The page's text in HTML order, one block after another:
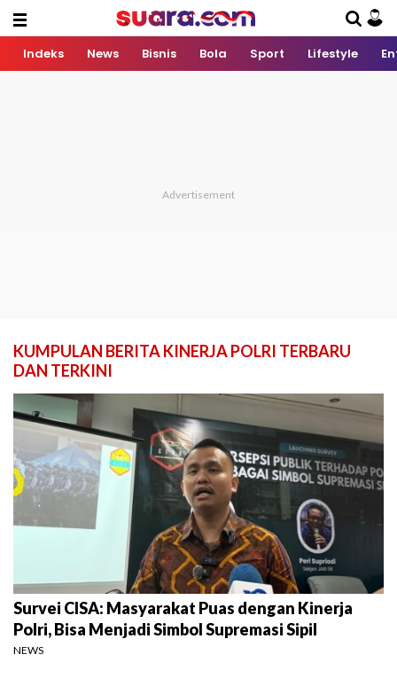
Indeks News Bisnis Bola Sport Lifestyle
KUMPULAN BERITA KINERJA POLRI TERBARU
DAN TERKINI
Survei CISA: Masyarakat Puas dengan Kinerja
Polri, Bisa Menjadi Simbol Supremasi Sipil
NEWS